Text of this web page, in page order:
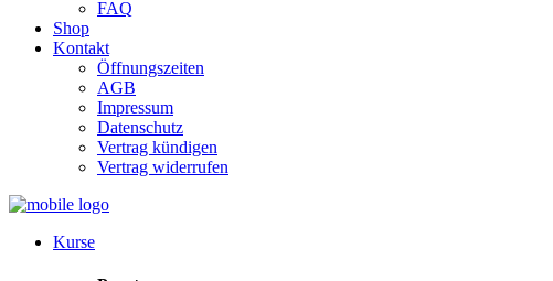
FAQ
Shop
Kontakt
Öffnungszeiten
AGB
Impressum
Datenschutz
Vertrag kündigen
Vertrag widerrufen
Kurse